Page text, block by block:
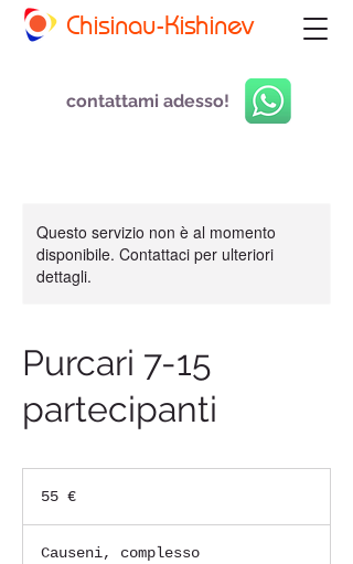
Chisinau-Kishinev
contattami adesso!
Questo servizio non è al momento
disponibile. Contattaci per ulteriori
dettagli.
Purcari 7-15
partecipanti
55 €
Causeni, complesso